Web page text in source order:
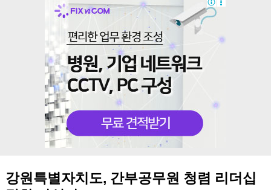
강원특별자치도, 간부공무원 청렴 리더십